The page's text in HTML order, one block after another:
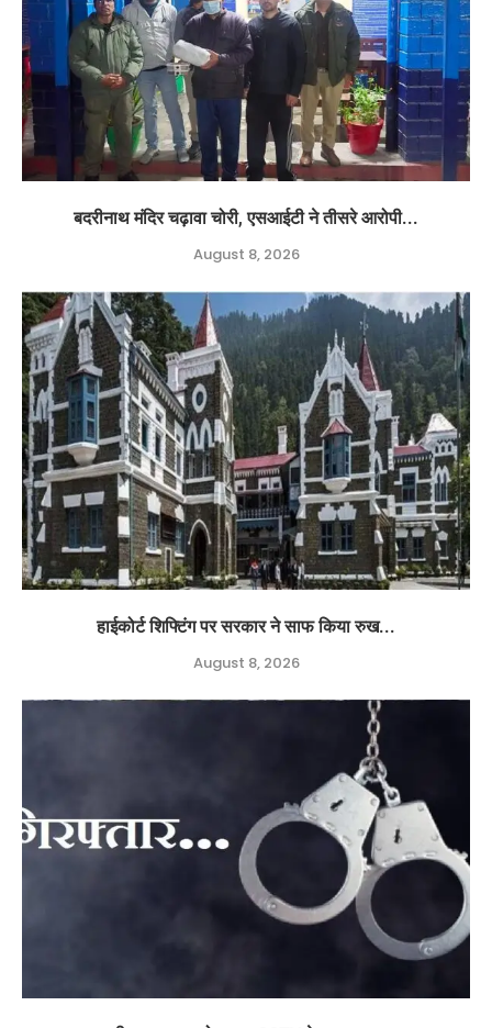
बदरीनाथ मंदिर चढ़ावा चोरी, एसआईटी ने तीसरे आरोपी...
August 8, 2026
हाईकोर्ट शिफ्टिंग पर सरकार ने साफ किया रुख...
August 8, 2026